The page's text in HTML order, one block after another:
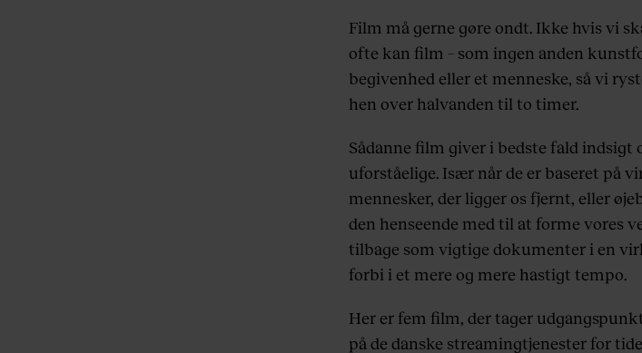
Film må gerne gøre ondt. Ikke hvis vi
ofte kan film – som ingen anden
begivenhed eller et menneske, så vi
hen over halvanden til to timer.
Sådanne film giver i bedste fald indsigt
uforståelige. Især når de er baseret på
mennesker, der ligger os fjernt, eller
den henseende med til at forme vores
tilbage som vigtige dokumenter i en
forbi i et mere og mere hastigt tempo.
Her er fem film, der tager
på de danske streamingtjenester for